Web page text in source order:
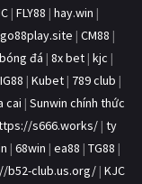
| FLY88 | hay.win |
| CM88 |
đá | 8x bet | kjc |
| Kubet | 789 club |
cai | Sunwin chính thức
s666.works/ | ty
| 68win | ea88 | TG88 |
b52-club.us.org/ | KJC